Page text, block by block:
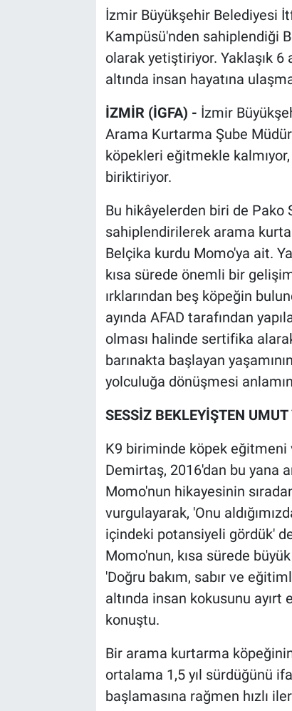
İzmir Büyükşehir Belediyesi
Kampüsü'nden sahiplendiği
olarak yetiştiriyor. Yaklaşık
altında insan hayatına
İZMİR (İGFA) - İzmir
Arama Kurtarma Şube
köpekleri eğitmekle
biriktiriyor.
Bu hikâyelerden biri de Pako
sahiplendirilerek arama
Belçika kurdu Momo'ya ait.
kısa sürede önemli bir
ırklarından beş köpeğin
ayında AFAD tarafından
olması halinde sertifika
barınakta başlayan
yolculuğa dönüşmesi
SESSİZ BEKLEYİŞTEN
K9 biriminde köpek
Demirtaş, 2016'dan bu yana
Momo'nun hikayesinin
vurgulayarak, 'Onu
içindeki potansiyeli gördük'
Momo'nun, kısa sürede
'Doğru bakım, sabır ve
altında insan kokusunu
konuştu.
Bir arama kurtarma
ortalama 1,5 yıl sürdüğünü
başlamasına rağmen hızlı